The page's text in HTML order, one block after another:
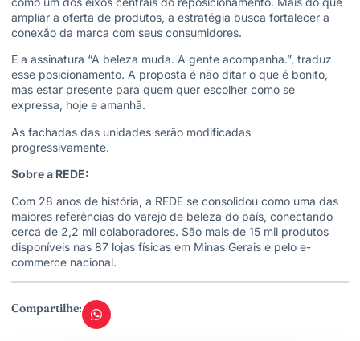
ampliar a oferta de produtos, a estratégia busca fortalecer a
conexão da marca com seus consumidores.
E a assinatura “A beleza muda. A gente acompanha.”, traduz
esse posicionamento. A proposta é não ditar o que é bonito,
mas estar presente para quem quer escolher como se
expressa, hoje e amanhã.
As fachadas das unidades serão modificadas
progressivamente.
Sobre a REDE:
Com 28 anos de história, a REDE se consolidou como uma das
maiores referências do varejo de beleza do país, conectando
cerca de 2,2 mil colaboradores. São mais de 15 mil produtos
disponíveis nas 87 lojas físicas em Minas Gerais e pelo e-
commerce nacional.
Compartilhe: